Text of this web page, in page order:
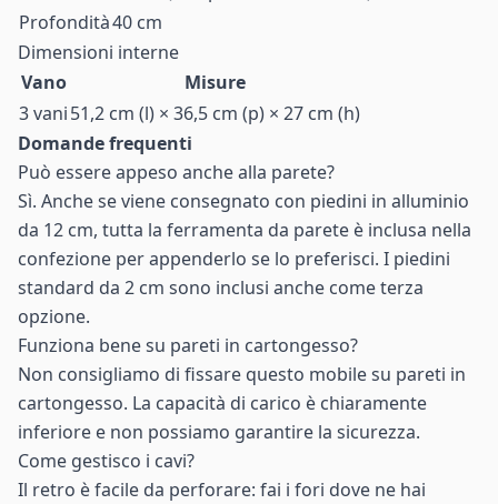
Profondità40 cm
Dimensioni interne
Vano
Misure
3 vani51,2 cm (l) × 36,5 cm (p) × 27 cm (h)
Domande frequenti
Può essere appeso anche alla parete?
Sì. Anche se viene consegnato con piedini in alluminio
da 12 cm, tutta la ferramenta da parete è inclusa nella
confezione per appenderlo se lo preferisci. I piedini
standard da 2 cm sono inclusi anche come terza
opzione.
Funziona bene su pareti in cartongesso?
Non consigliamo di fissare questo mobile su pareti in
cartongesso. La capacità di carico è chiaramente
inferiore e non possiamo garantire la sicurezza.
Come gestisco i cavi?
Il retro è facile da perforare: fai i fori dove ne hai